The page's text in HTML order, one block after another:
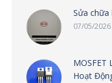
Sửa chữa
07/05/2026
MOSFET
Hoạt